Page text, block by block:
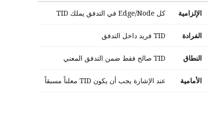
الإلزامية كل Edge/Node في التدفق يملك TID
الفرادة TID فريد داخل التدفق
النطاق TID صالح فقط ضمن التدفق المعني
الأمامية عند الإشارة يجب أن يكون TID معلناً مسبقاً